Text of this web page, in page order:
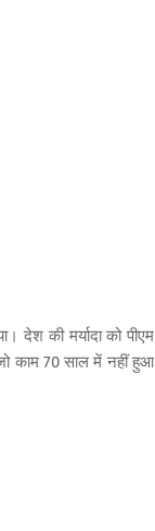
देश की मर्यादा को पीएम
काम 70 साल में नहीं हुआ